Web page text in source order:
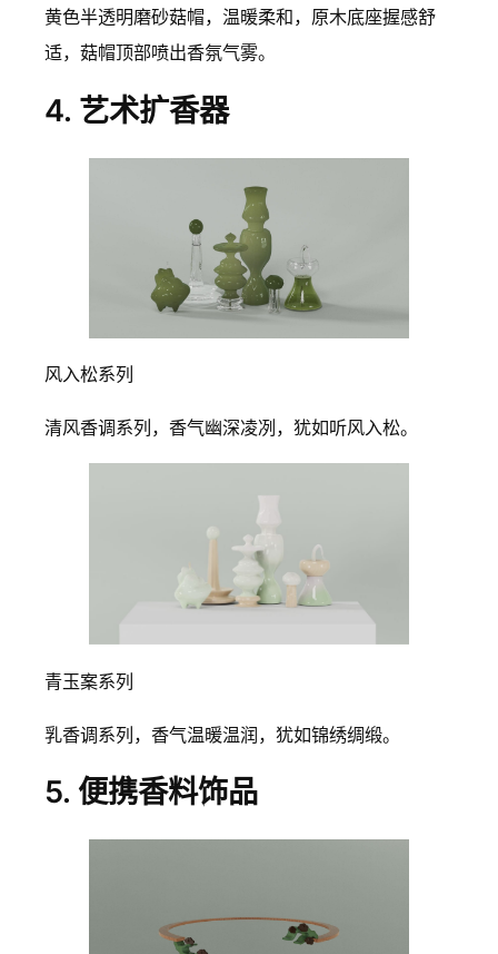
黄色半透明磨砂菇帽，温暖柔和，原木底座握感舒
适，菇帽顶部喷出香氛气雾。
4. 艺术扩香器
风入松系列
清风香调系列，香气幽深凌冽，犹如听风入松。
青玉案系列
乳香调系列，香气温暖温润，犹如锦绣绸缎。
5. 便携香料饰品